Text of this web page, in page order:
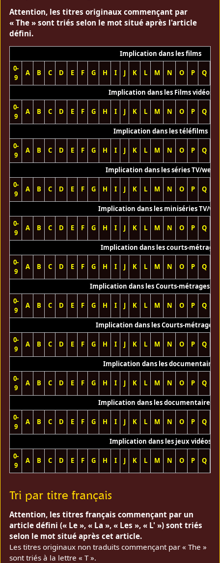
Attention, les titres originaux commençant par
« The » sont triés selon le mot situé après l'article
défini.
Implication dans les films
0-
9
A B C D E F G H I J K L M N O P Q
Implication dans les Films vidéos
0-
9
A B C D E F G H I J K L M N O P Q
Implication dans les téléfilms
0-
9
A B C D E F G H I J K L M N O P Q
Implication dans les séries TV/web
0-
9
A B C D E F G H I J K L M N O P Q
Implication dans les miniséries TV/
0-
9
A B C D E F G H I J K L M N O P Q
Implication dans les courts-métrages
0-
9
A B C D E F G H I J K L M N O P Q
Implication dans les Courts-métrages
0-
9
A B C D E F G H I J K L M N O P Q
Implication dans les Courts-métrages
0-
9
A B C D E F G H I J K L M N O P Q
Implication dans les documentaires
0-
9
A B C D E F G H I J K L M N O P Q
Implication dans les documentaires
0-
9
A B C D E F G H I J K L M N O P Q
Implication dans les jeux vidéos
0-
9
A B C D E F G H I J K L M N O P Q
Tri par titre français
Attention, les titres français commençant par un
article défini (« Le », « La », « Les », « L' ») sont triés
selon le mot situé après cet article.
Les titres originaux non traduits commençant par « The »
sont triés à la lettre « T ».